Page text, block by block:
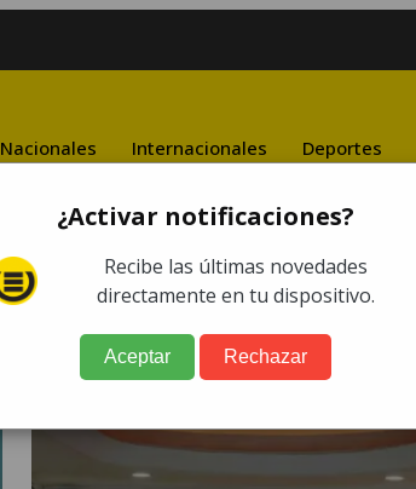
Nacionales Internacionales Deportes
¿Activar notificaciones?
Recibe las últimas novedades
directamente en tu dispositivo.
Aceptar Rechazar